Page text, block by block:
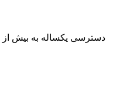
دسترسی یکساله به بیش از ۵۰۰ ژورنال روز جهان موجود در سامانه